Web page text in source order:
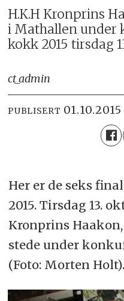
H.K.H Kronprins
i Mathallen under
kokk 2015 tirsdag
ct_admin
PUBLISERT
Her er de seks
2015. Tirsdag 13.
Kronprins
stede under
(Foto: Morten Holt).